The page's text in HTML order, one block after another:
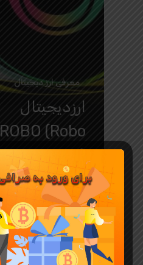
معرفی ارز دیجیتال
ارزدیجیتال
ROBO (Robo
Token) در
پیش‌ مارکت
ال بانک